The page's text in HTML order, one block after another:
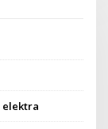
elektra